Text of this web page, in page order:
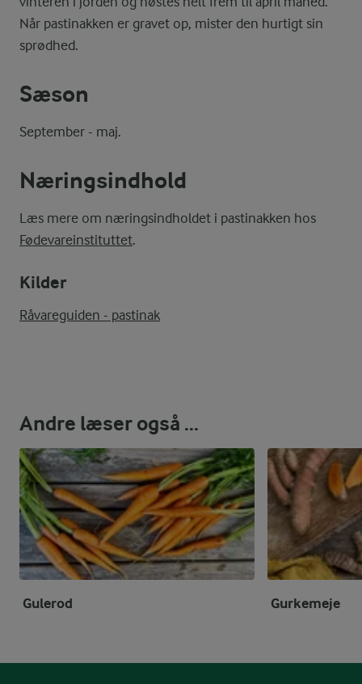
Når pastinakken er gravet op, mister den hurtigt sin
sprødhed.
Sæson
September - maj.
Næringsindhold
Læs mere om næringsindholdet i pastinakken hos
Fødevareinstituttet.
Kilder
Råvareguiden - pastinak
Andre læser også ...
Gulerod Gurkemeje